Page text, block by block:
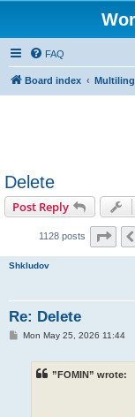
FAQ
Board index
Delete
Post Reply
1128 posts Page
Shkludov
Re: Delete
PMon May 25, 2026 11:44
”FOMIN” wrote: